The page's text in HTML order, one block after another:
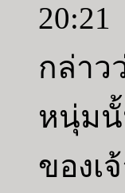
กล่าว
หนุ่มนั้
ของเ